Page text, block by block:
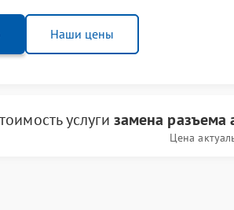
Наши цены
услуги замена разъема
Цена